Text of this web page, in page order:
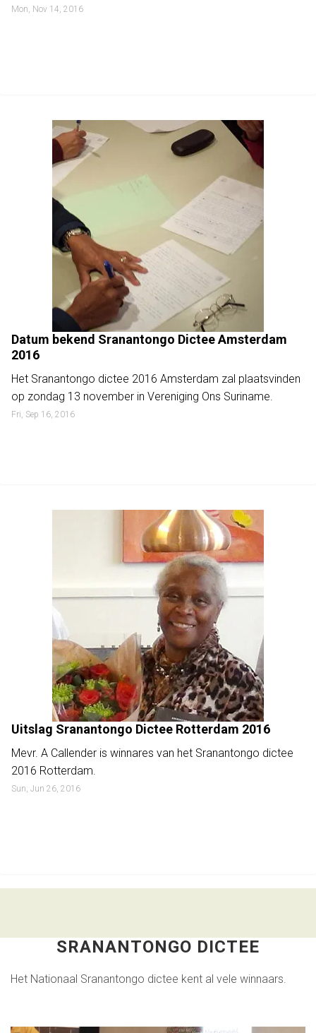
Mon, Nov 14, 2016
Datum bekend Sranantongo Dictee Amsterdam
2016
Het Sranantongo dictee 2016 Amsterdam zal plaatsvinden
op zondag 13 november in Vereniging Ons Suriname.
Fri, Sep 16, 2016
Uitslag Sranantongo Dictee Rotterdam 2016
Mevr. A Callender is winnares van het Sranantongo dictee
2016 Rotterdam.
Sun, Jun 26, 2016
SRANANTONGO DICTEE
Het Nationaal Sranantongo dictee kent al vele winnaars.